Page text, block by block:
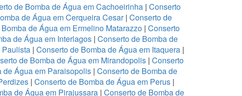
de Bomba de Água em Cachoeirinha | Conserto
de Água em Cerqueira Cesar| Conserto de
de Água em Ermelino Matarazzo | Conserto
de Água em Interlagos | Conserto de Bomba de
Paulista | Conserto de Bomba de Água em Itaquera|
de Bomba de Água em Mirandopolis| Conserto
de Água em Paraisopolis| Conserto de Bomba de
| Conserto de Bomba de Água em Perus |
de Água em Pirajussara | Conserto de Bomba de